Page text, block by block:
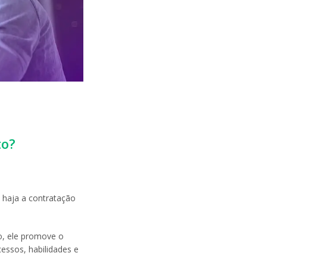
haja a contratação
ele promove o
habilidades e